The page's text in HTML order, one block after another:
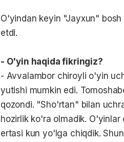
O'yindan keyin "Jayxun"
etdi.
- O'yin haqida fikringiz?
- Avvalambor chiroyli o'yin
yutishi mumkin edi.
qozondi. "Sho'rtan" bilan
hozirlik ko'ra olmadik.
ertasi kun yo'lga chiqdik.